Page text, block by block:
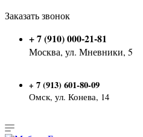
Заказать звонок
+ 7 (910) 000-21-81
Москва, ул. Мневники, 5
+ 7 (913) 601-80-09
Омск, ул. Конева, 14